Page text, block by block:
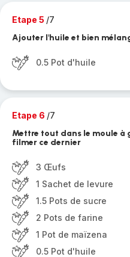
Etape 5 /7
Ajouter l'huile et bien
0.5 Pot d'huile
Etape 6 /7
Mettre tout dans le moule à
filmer ce dernier
3 Œufs
1 Sachet de levure
1.5 Pots de sucre
2 Pots de farine
1 Pot de maïzena
0.5 Pot d'huile